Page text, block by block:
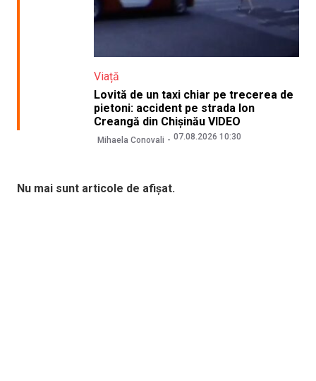
Viață
Lovită de un taxi chiar pe trecerea de
pietoni: accident pe strada Ion
Creangă din Chișinău VIDEO
Mihaela Conovali 07.08.2026 10:30
Nu mai sunt articole de afișat.